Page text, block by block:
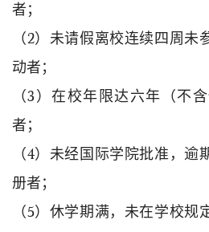
者；
（2）未请假离校连续四周未
动者；
（3）在校年限达六年（不
者；
（4）未经国际学院批准，逾
册者；
（5）休学期满，未在学校规